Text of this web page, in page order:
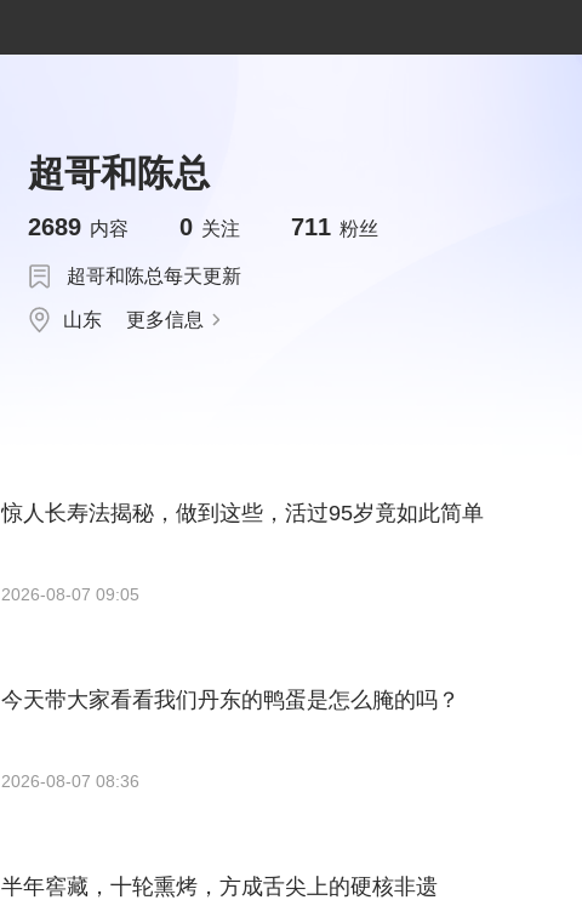
超哥和陈总
2689 内容 0 关注 711 粉丝
超哥和陈总每天更新
山东 更多信息
惊人长寿法揭秘，做到这些，活过95岁竟如此简单
2026-08-07 09:05
今天带大家看看我们丹东的鸭蛋是怎么腌的吗？
2026-08-07 08:36
半年窖藏，十轮熏烤，方成舌尖上的硬核非遗